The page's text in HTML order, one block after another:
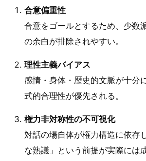
合意偏重性
合意をゴールとするため、少数
の余白が排除されやすい。
理性主義バイアス
感情・身体・歴史的文脈が十分
式的合理性が優先される。
権力非対称性の不可視化
対話の場自体が権力構造に依存
な熟議」という前提が実際には